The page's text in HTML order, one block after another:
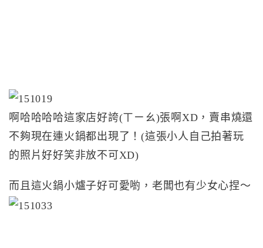
啊哈哈哈哈這家店好誇(ㄒㄧㄠ)張啊XD，賣串燒還
不夠現在連火鍋都出現了！(這張小人自己拍著玩
的照片好好笑非放不可XD)
而且這火鍋小爐子好可愛喲，老闆也有少女心捏～